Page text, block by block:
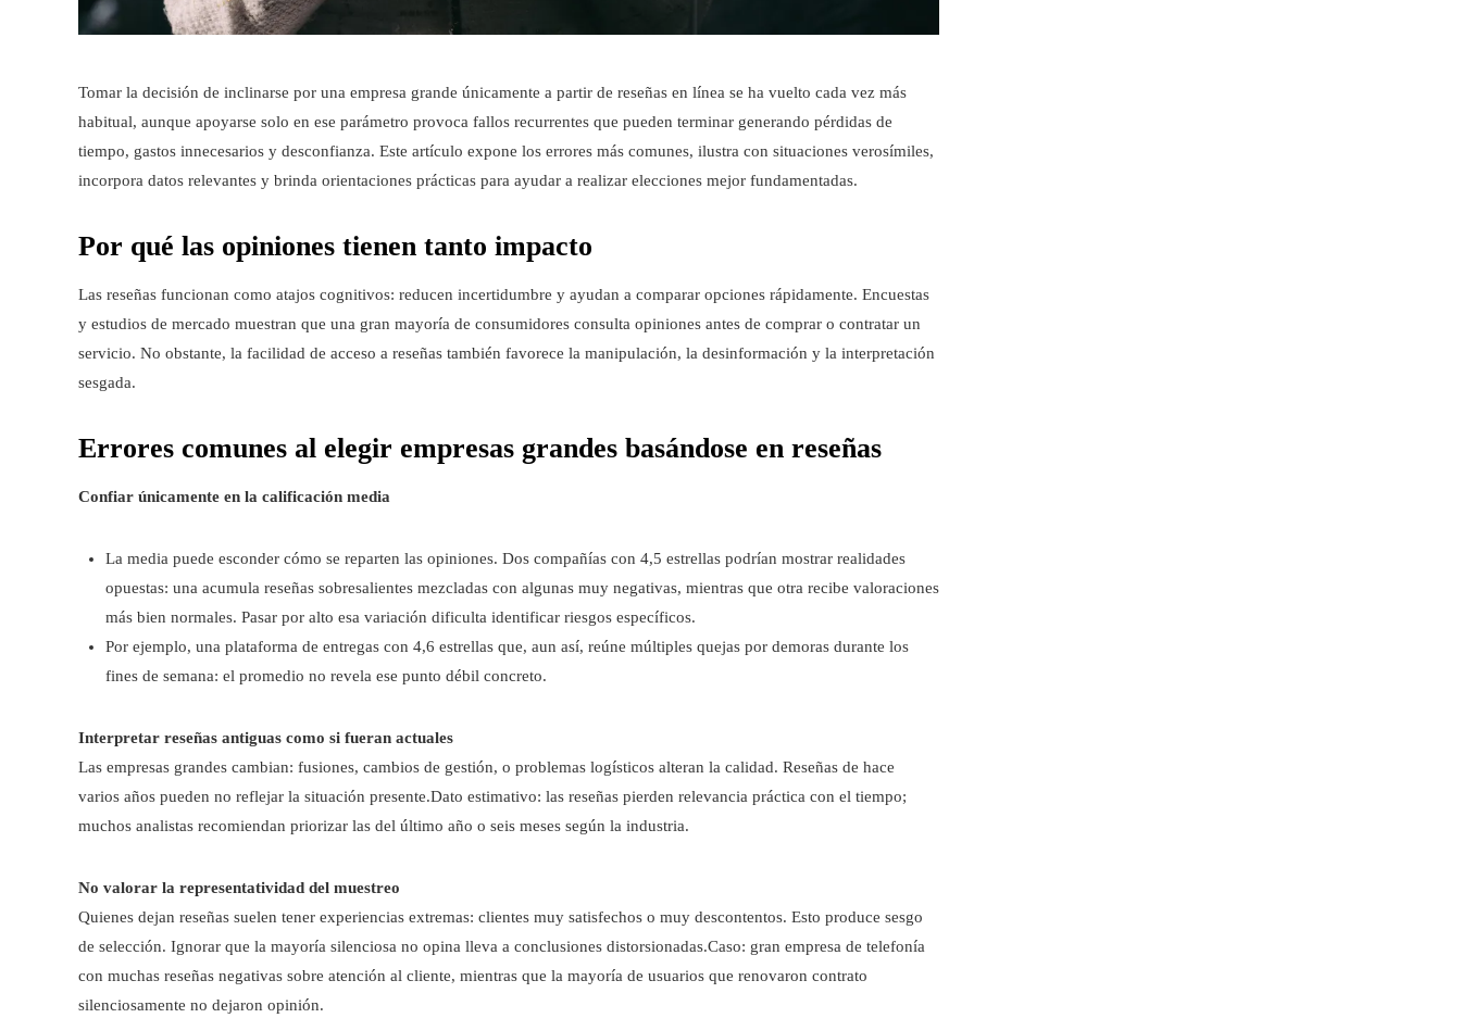
Tomar la decisión de inclinarse por una empresa grande únicamente a partir de reseñas en línea se ha vuelto cada vez más
habitual, aunque apoyarse solo en ese parámetro provoca fallos recurrentes que pueden terminar generando pérdidas de
tiempo, gastos innecesarios y desconfianza. Este artículo expone los errores más comunes, ilustra con situaciones verosímiles,
incorpora datos relevantes y brinda orientaciones prácticas para ayudar a realizar elecciones mejor fundamentadas.
Por qué las opiniones tienen tanto impacto
Las reseñas funcionan como atajos cognitivos: reducen incertidumbre y ayudan a comparar opciones rápidamente. Encuestas
y estudios de mercado muestran que una gran mayoría de consumidores consulta opiniones antes de comprar o contratar un
servicio. No obstante, la facilidad de acceso a reseñas también favorece la manipulación, la desinformación y la interpretación
sesgada.
Errores comunes al elegir empresas grandes basándose en reseñas
Confiar únicamente en la calificación media
La media puede esconder cómo se reparten las opiniones. Dos compañías con 4,5 estrellas podrían mostrar realidades
opuestas: una acumula reseñas sobresalientes mezcladas con algunas muy negativas, mientras que otra recibe valoraciones
más bien normales. Pasar por alto esa variación dificulta identificar riesgos específicos.
Por ejemplo, una plataforma de entregas con 4,6 estrellas que, aun así, reúne múltiples quejas por demoras durante los
fines de semana: el promedio no revela ese punto débil concreto.
Interpretar reseñas antiguas como si fueran actuales
Las empresas grandes cambian: fusiones, cambios de gestión, o problemas logísticos alteran la calidad. Reseñas de hace
varios años pueden no reflejar la situación presente.Dato estimativo: las reseñas pierden relevancia práctica con el tiempo;
muchos analistas recomiendan priorizar las del último año o seis meses según la industria.
No valorar la representatividad del muestreo
Quienes dejan reseñas suelen tener experiencias extremas: clientes muy satisfechos o muy descontentos. Esto produce sesgo
de selección. Ignorar que la mayoría silenciosa no opina lleva a conclusiones distorsionadas.Caso: gran empresa de telefonía
con muchas reseñas negativas sobre atención al cliente, mientras que la mayoría de usuarios que renovaron contrato
silenciosamente no dejaron opinión.